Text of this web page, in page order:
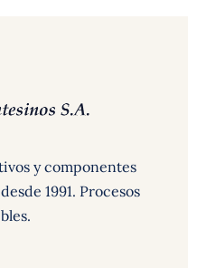
y componentes
1991. Procesos